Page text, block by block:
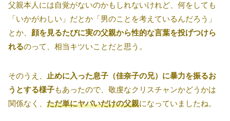
父親本人には自覚がないのかもしれないけれど、何をしても
「いかがわしい」だとか「男のことを考えているんだろう」
とか、 顔を見るたびに実の父親から性的な言葉を投げつけら
れるのって、相当キツいことだと思う。
そのうえ、 止めに入った息子（佳奈子の兄）に暴力を振るお
うとする様子もあったので、敬虔なクリスチャンかどうかは
関係なく、 ただ単にヤバいだけの父親になっていましたね。